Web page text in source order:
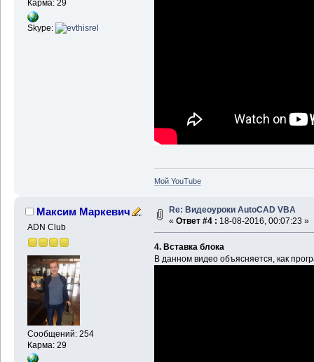
Карма: 29
Skype:
Мой YouTube
Максим Маркевич
ADN Club
Сообщений: 254
Карма: 29
Re: Видеоуроки AutoCAD VBA
« Ответ #4 : 18-08-2016, 00:07:23 »
4. Вставка блока
В данном видео объясняется, как